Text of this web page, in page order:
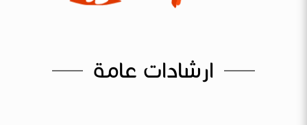
ارشادات عامة